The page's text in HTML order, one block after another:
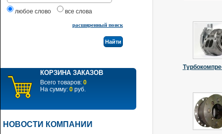
любое слово все слова
расширенный поиск
КОРЗИНА ЗАКАЗОВ
Всего товаров: 0
На сумму: 0 руб.
НОВОСТИ КОМПАНИИ